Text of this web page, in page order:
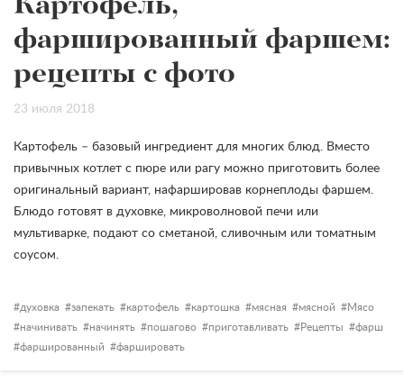
Картофель,
фаршированный фаршем:
рецепты с фото
23 июля 2018
Картофель – базовый ингредиент для многих блюд. Вместо
привычных котлет с пюре или рагу можно приготовить более
оригинальный вариант, нафаршировав корнеплоды фаршем.
Блюдо готовят в духовке, микроволновой печи или
мультиварке, подают со сметаной, сливочным или томатным
соусом.
духовка запекать картофель картошка мясная мясной
Мясо
начинивать
начинять пошагово приготавливать Рецепты
фарш
фаршированный
фаршировать